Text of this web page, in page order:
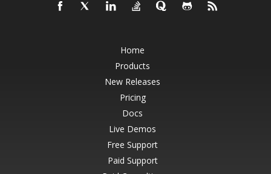
Home
Products
New Releases
Pricing
Docs
Live Demos
Free Support
Paid Support